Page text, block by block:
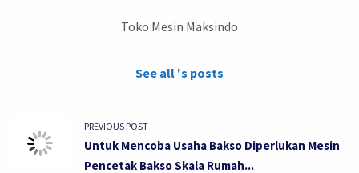
Toko Mesin Maksindo
See all 's posts
PREVIOUS POST
Untuk Mencoba Usaha Bakso Diperlukan Mesin
Pencetak Bakso Skala Rumah...